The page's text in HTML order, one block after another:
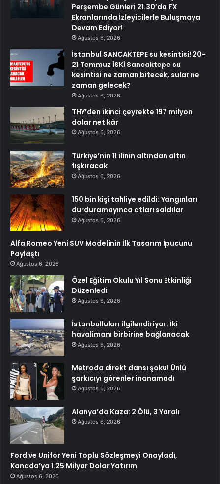
Perşembe Günleri 21.30’da FX
Ekranlarında İzleyicilerle Buluşmaya
Devam Ediyor!
Ağustos 6, 2026
İstanbul SANCAKTEPE su kesintisi! 20-
21 Temmuz İSKİ Sancaktepe su
kesintisi ne zaman bitecek, sular ne
zaman gelecek?
Ağustos 6, 2026
THY’den ikinci çeyrekte 197 milyon
dolar net kâr
Ağustos 6, 2026
Türkiye’nin 11 ilinin altından altın
fışkıracak
Ağustos 6, 2026
150 bin kişi tahliye edildi: Yangınları
durduramayınca atları saldılar
Ağustos 6, 2026
Alfa Romeo Yeni SUV Modelinin İlk Tasarım İpucunu
Paylaştı
Ağustos 6, 2026
Özel Eğitim Okulu Yıl Sonu Etkinliği
Düzenledi
Ağustos 6, 2026
İstanbulluları ilgilendiriyor: İki
havalimanı birbirine bağlanacak
Ağustos 6, 2026
Metroda direkt dansı şoku! Ünlü
şarkıcıyı görenler inanamadı
Ağustos 6, 2026
Alanya’da Kaza: 2 Ölü, 3 Yaralı
Ağustos 6, 2026
Ford ve Unifor Yeni Toplu Sözleşmeyi Onayladı,
Kanada’ya 1.25 Milyar Dolar Yatırım
Ağustos 6, 2026